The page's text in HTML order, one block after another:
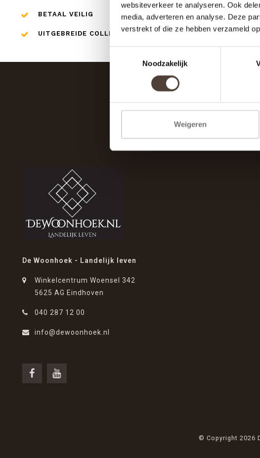
websiteverkeer te analyseren. Ook
media, adverteren en analyse. Deze
verstrekt of die ze hebben verzameld
Noodzakelijk
Weigeren
BETAAL VEILIG
UITGEBREIDE COLLECTIE
De Woonhoek - Landelijk leven
Winkelcentrum Woensel 342
5625 AG Eindhoven
040 287 12 00
info@dewoonhoek.nl
© Copyright 2026